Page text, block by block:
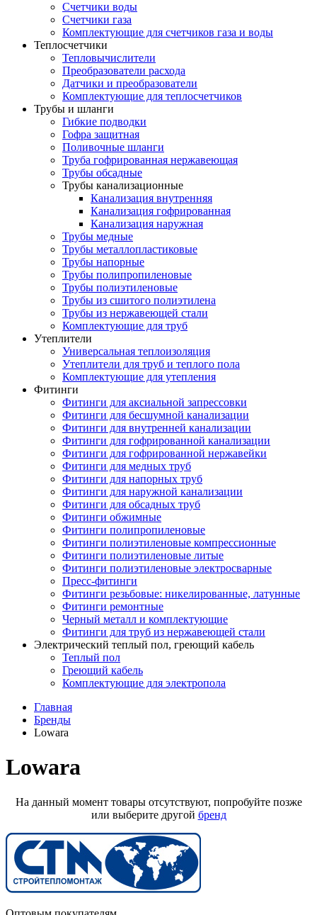
Счетчики воды
Счетчики газа
Комплектующие для счетчиков газа и воды
Теплосчетчики
Тепловычислители
Преобразователи расхода
Датчики и преобразователи
Комплектующие для теплосчетчиков
Трубы и шланги
Гибкие подводки
Гофра защитная
Поливочные шланги
Труба гофрированная нержавеющая
Трубы обсадные
Трубы канализационные
Канализация внутренняя
Канализация гофрированная
Канализация наружная
Трубы медные
Трубы металлопластиковые
Трубы напорные
Трубы полипропиленовые
Трубы полиэтиленовые
Трубы из сшитого полиэтилена
Трубы из нержавеющей стали
Комплектующие для труб
Утеплители
Универсальная теплоизоляция
Утеплители для труб и теплого пола
Комплектующие для утепления
Фитинги
Фитинги для аксиальной запрессовки
Фитинги для бесшумной канализации
Фитинги для внутренней канализации
Фитинги для гофрированной канализации
Фитинги для гофрированной нержавейки
Фитинги для медных труб
Фитинги для напорных труб
Фитинги для наружной канализации
Фитинги для обсадных труб
Фитинги обжимные
Фитинги полипропиленовые
Фитинги полиэтиленовые компрессионные
Фитинги полиэтиленовые литые
Фитинги полиэтиленовые электросварные
Пресс-фитинги
Фитинги резьбовые: никелированные, латунные
Фитинги ремонтные
Черный металл и комплектующие
Фитинги для труб из нержавеющей стали
Электрический теплый пол, греющий кабель
Теплый пол
Греющий кабель
Комплектующие для электропола
Главная
Бренды
Lowara
Lowara
На данный момент товары отсутствуют, попробуйте позже
или выберите другой бренд